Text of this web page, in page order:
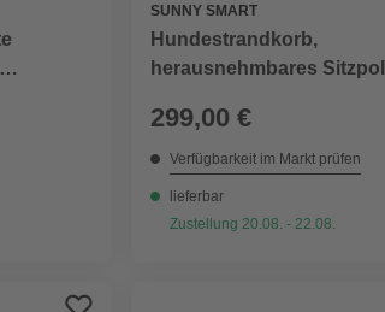
SUNNY SMART
Hundestrandkorb,
herausnehmbares
299,00 €
Verfügbarkeit im Markt prüfen
lieferbar
Zustellung 20.08. - 22.08.